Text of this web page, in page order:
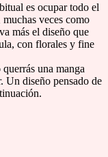
es ocupar todo el
veces como
más el diseño que
con florales y fine
una manga
Un diseño pensado de